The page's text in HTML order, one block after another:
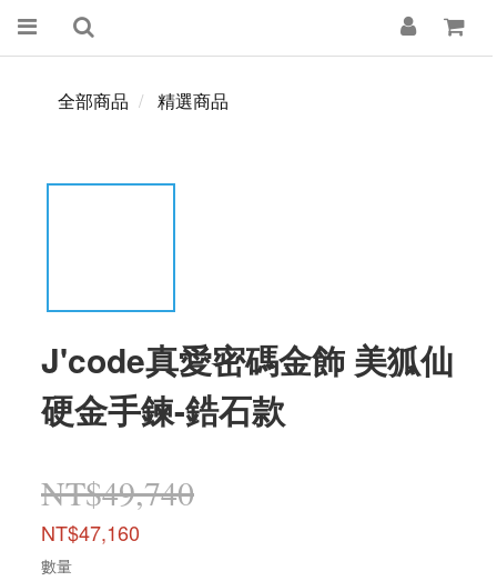
全部商品 精選商品
J'code真愛密碼金飾 美狐仙
硬金手鍊-鋯石款
NT$49,740
NT$47,160
數量